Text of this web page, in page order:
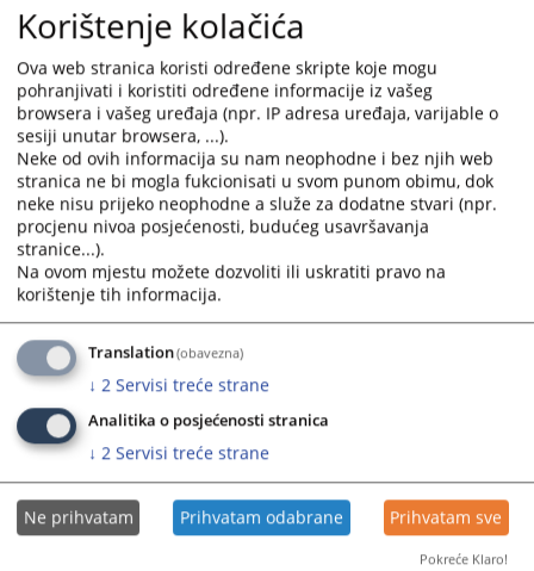
("Službeni glasnik Bosne i Hercegovine", broj 59/2022).
Prikazana vijest je na: Hrvatski jezik
Prateći dokumenti
Zakon o javnim nabavama pročišćeni tekst
Zakon o izmjenama i dopunama Zakona o javnim
nabavama SG BiH 59_2022
Zakon o javnim nabavama SG BiH 39_2014
316PREGLEDA
Korištenje kolačića
Ova web stranica koristi određene skripte koje mogu
pohranjivati i koristiti određene informacije iz vašeg
browsera i vašeg uređaja (npr. IP adresa uređaja, varijable o
sesiji unutar browsera, ...).
Neke od ovih informacija su nam neophodne i bez njih web
stranica ne bi mogla fukcionisati u svom punom obimu, dok
neke nisu prijeko neophodne a služe za dodatne stvari (npr.
procjenu nivoa posjećenosti, budućeg usavršavanja
stranice...).
Na ovom mjestu možete dozvoliti ili uskratiti pravo na
korištenje tih informacija.
Translation(obavezna)
↓ 2 Servisi treće strane
Analitika o posjećenosti stranica
↓ 2 Servisi treće strane
Ne prihvatam Prihvatam odabrane Prihvatam sve
Pokreće Klaro!